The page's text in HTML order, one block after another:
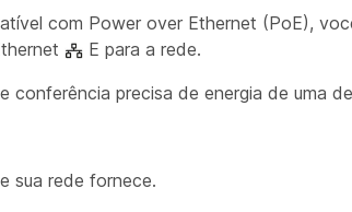
com Power over Ethernet (PoE),
E para a rede.
conferência precisa de energia de uma
sua rede fornece.